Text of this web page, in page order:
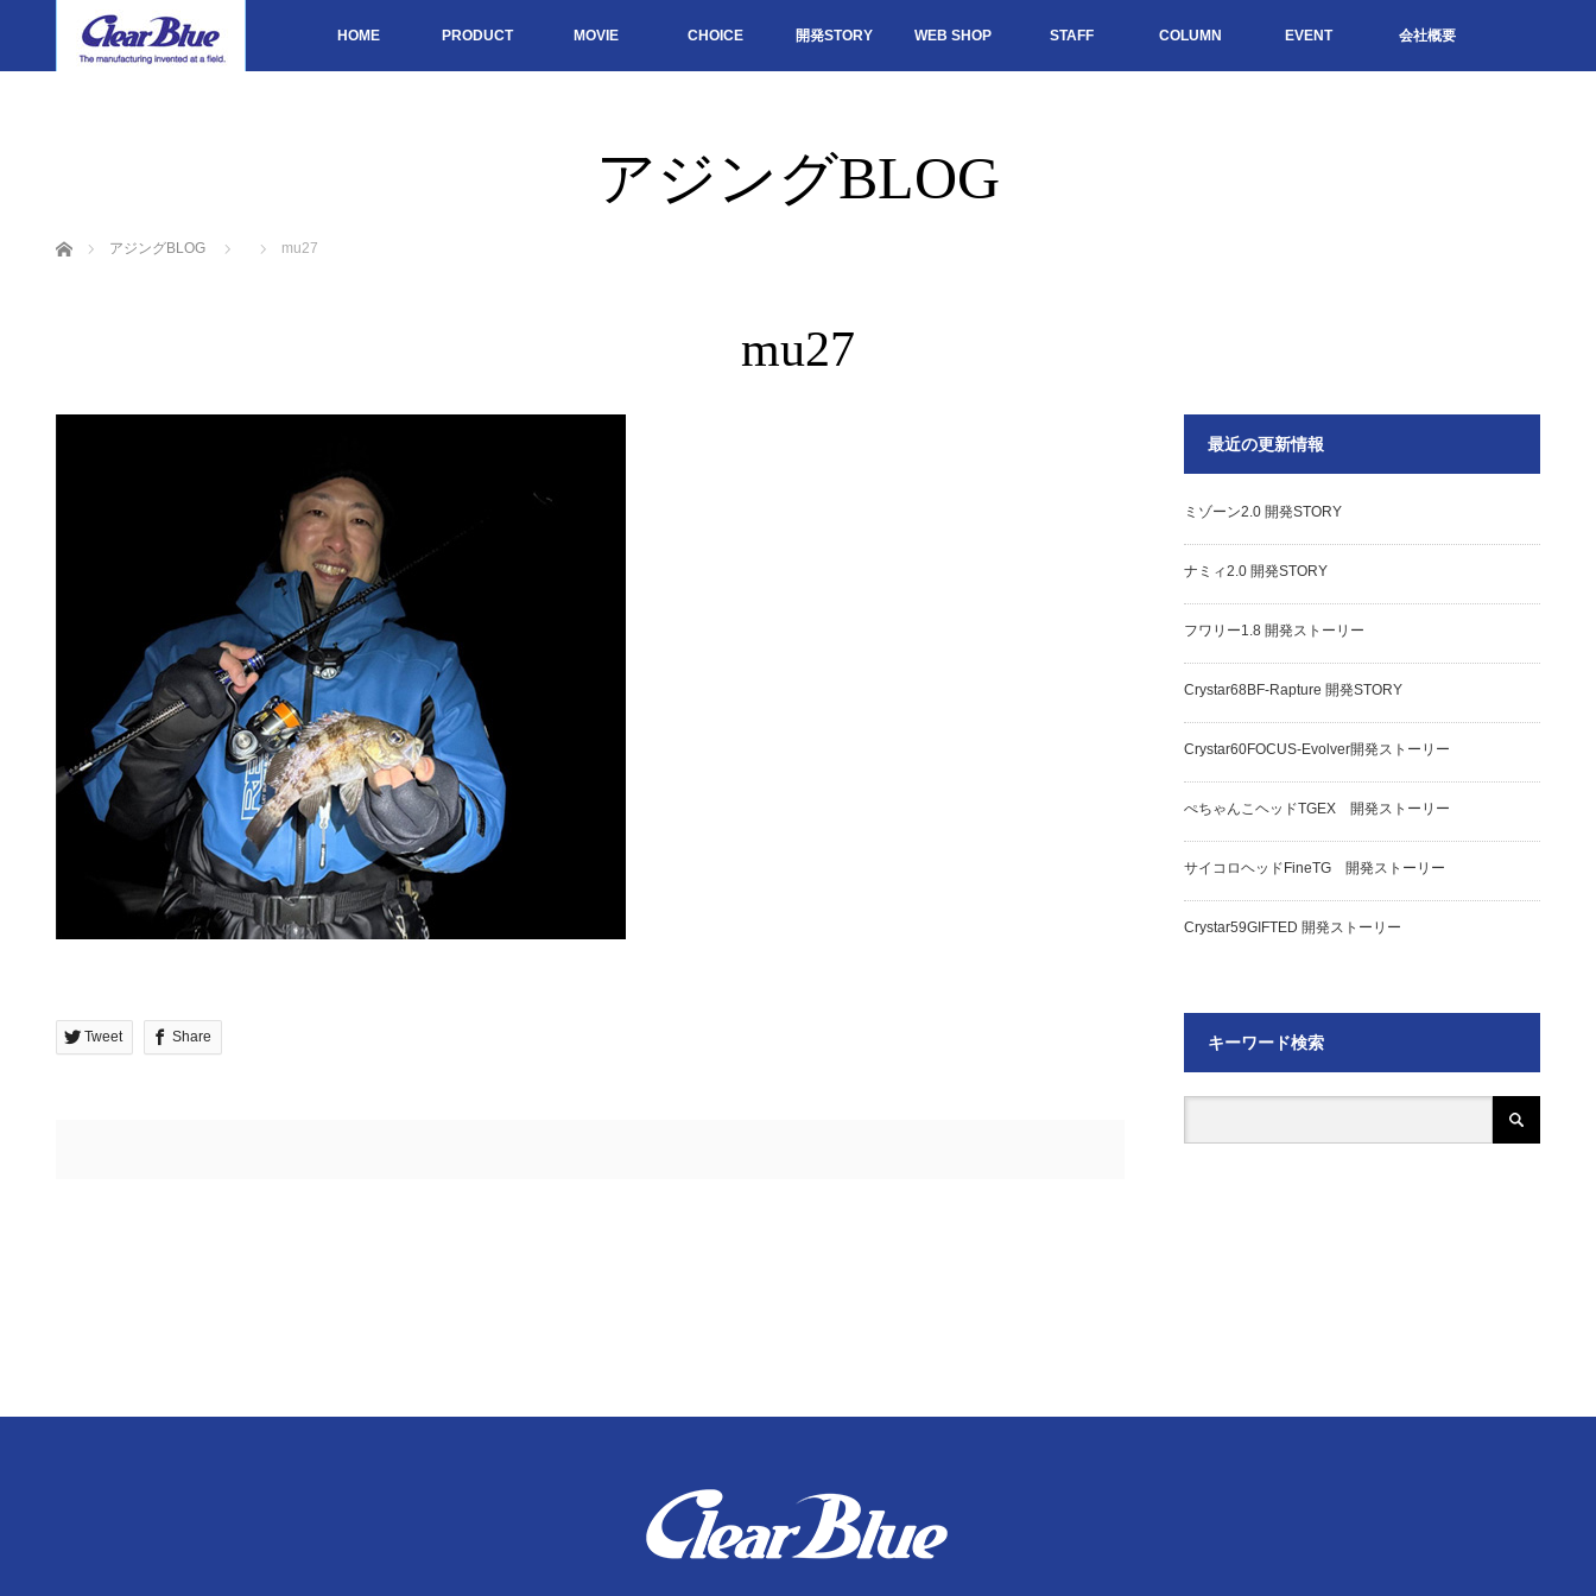
HOME PRODUCT MOVIE CHOICE 開発STORY WEB SHOP STAFF COLUMN EVENT 会社概要
アジングBLOG
ホーム アジングBLOG mu27
mu27
Tweet Share
最近の更新情報
ミゾーン2.0 開発STORY
ナミィ2.0 開発STORY
フワリー1.8 開発ストーリー
Crystar68BF-Rapture 開発STORY
Crystar60FOCUS-Evolver開発ストーリー
ぺちゃんこヘッドTGEX 開発ストーリー
サイコロヘッドFineTG 開発ストーリー
Crystar59GIFTED 開発ストーリー
キーワード検索